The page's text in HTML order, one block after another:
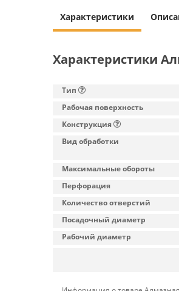
Характеристики
Характеристики
Тип
Рабочая поверхность
Конструкция
Вид обработки
Максимальные обороты
Перфорация
Количество отверстий
Посадочный диаметр
Рабочий диаметр